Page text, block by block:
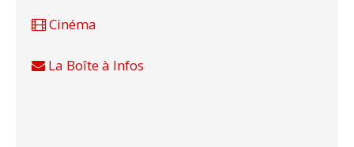
Cinéma
La Boîte à Infos